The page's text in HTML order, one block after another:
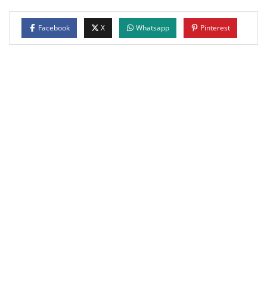
Facebook X Whatsapp Pinterest